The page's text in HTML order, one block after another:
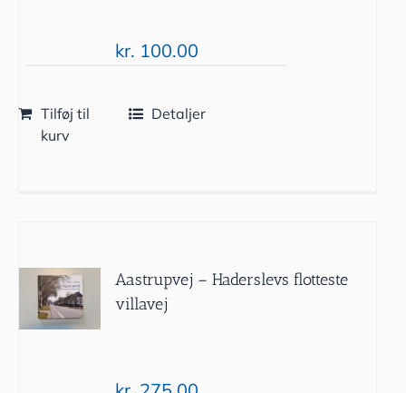
kr. 100.00
Tilføj til
kurv
Detaljer
Aastrupvej – Haderslevs flotteste
villavej